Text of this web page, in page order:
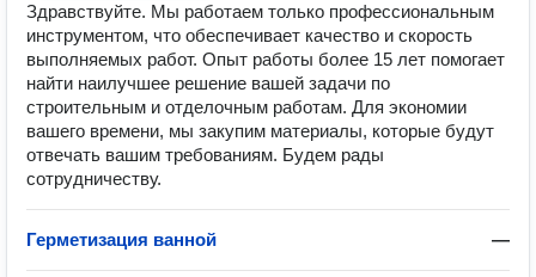
Здравствуйте. Мы работаем только профессиональным
инструментом, что обеспечивает качество и скорость
выполняемых работ. Опыт работы более 15 лет помогает
найти наилучшее решение вашей задачи по
строительным и отделочным работам. Для экономии
вашего времени, мы закупим материалы, которые будут
отвечать вашим требованиям. Будем рады
сотрудничеству.
Герметизация ванной —